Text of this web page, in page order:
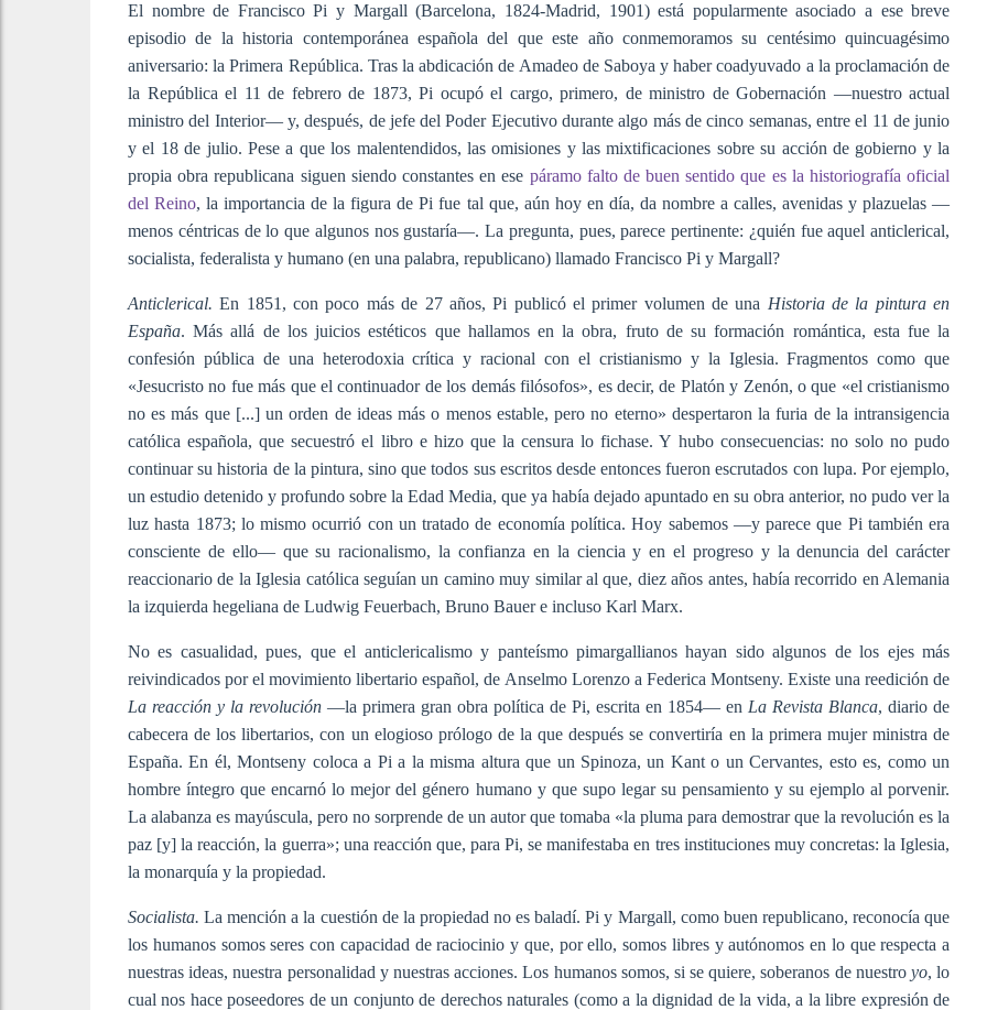
El nombre de Francisco Pi y Margall (Barcelona, 1824-Madrid, 1901) está popularmente asociado a ese breve
episodio de la historia contemporánea española del que este año conmemoramos su centésimo quincuagésimo
aniversario: la Primera República. Tras la abdicación de Amadeo de Saboya y haber coadyuvado a la proclamación de
la República el 11 de febrero de 1873, Pi ocupó el cargo, primero, de ministro de Gobernación —nuestro actual
ministro del Interior— y, después, de jefe del Poder Ejecutivo durante algo más de cinco semanas, entre el 11 de junio
y el 18 de julio. Pese a que los malentendidos, las omisiones y las mixtificaciones sobre su acción de gobierno y la
propia obra republicana siguen siendo constantes en ese páramo falto de buen sentido que es la historiografía oficial
del Reino, la importancia de la figura de Pi fue tal que, aún hoy en día, da nombre a calles, avenidas y plazuelas —
menos céntricas de lo que algunos nos gustaría—. La pregunta, pues, parece pertinente: ¿quién fue aquel anticlerical,
socialista, federalista y humano (en una palabra, republicano) llamado Francisco Pi y Margall?
Anticlerical. En 1851, con poco más de 27 años, Pi publicó el primer volumen de una Historia de la pintura en
España. Más allá de los juicios estéticos que hallamos en la obra, fruto de su formación romántica, esta fue la
confesión pública de una heterodoxia crítica y racional con el cristianismo y la Iglesia. Fragmentos como que
«Jesucristo no fue más que el continuador de los demás filósofos», es decir, de Platón y Zenón, o que «el cristianismo
no es más que [...] un orden de ideas más o menos estable, pero no eterno» despertaron la furia de la intransigencia
católica española, que secuestró el libro e hizo que la censura lo fichase. Y hubo consecuencias: no solo no pudo
continuar su historia de la pintura, sino que todos sus escritos desde entonces fueron escrutados con lupa. Por ejemplo,
un estudio detenido y profundo sobre la Edad Media, que ya había dejado apuntado en su obra anterior, no pudo ver la
luz hasta 1873; lo mismo ocurrió con un tratado de economía política. Hoy sabemos —y parece que Pi también era
consciente de ello— que su racionalismo, la confianza en la ciencia y en el progreso y la denuncia del carácter
reaccionario de la Iglesia católica seguían un camino muy similar al que, diez años antes, había recorrido en Alemania
la izquierda hegeliana de Ludwig Feuerbach, Bruno Bauer e incluso Karl Marx.
No es casualidad, pues, que el anticlericalismo y panteísmo pimargallianos hayan sido algunos de los ejes más
reivindicados por el movimiento libertario español, de Anselmo Lorenzo a Federica Montseny. Existe una reedición de
La reacción y la revolución —la primera gran obra política de Pi, escrita en 1854— en La Revista Blanca, diario de
cabecera de los libertarios, con un elogioso prólogo de la que después se convertiría en la primera mujer ministra de
España. En él, Montseny coloca a Pi a la misma altura que un Spinoza, un Kant o un Cervantes, esto es, como un
hombre íntegro que encarnó lo mejor del género humano y que supo legar su pensamiento y su ejemplo al porvenir.
La alabanza es mayúscula, pero no sorprende de un autor que tomaba «la pluma para demostrar que la revolución es la
paz [y] la reacción, la guerra»; una reacción que, para Pi, se manifestaba en tres instituciones muy concretas: la Iglesia,
la monarquía y la propiedad.
Socialista. La mención a la cuestión de la propiedad no es baladí. Pi y Margall, como buen republicano, reconocía que
los humanos somos seres con capacidad de raciocinio y que, por ello, somos libres y autónomos en lo que respecta a
nuestras ideas, nuestra personalidad y nuestras acciones. Los humanos somos, si se quiere, soberanos de nuestro yo, lo
cual nos hace poseedores de un conjunto de derechos naturales (como a la dignidad de la vida, a la libre expresión de